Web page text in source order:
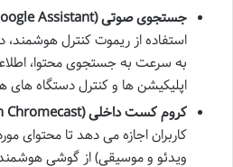
جستجوی صوتی (Google Assistant):
استفاده از ریموت کنترل هوشمند،
به سرعت به جستجوی محتوا،
اپلیکیشن ها و کنترل دستگاه های
کروم کست داخلی (Built-in Chromecast):
کاربران اجازه می دهد تا محتوای
ویدئو و موسیقی) از گوشی